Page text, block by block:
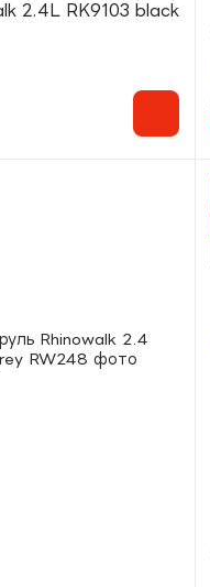
2.4L RK9103 black